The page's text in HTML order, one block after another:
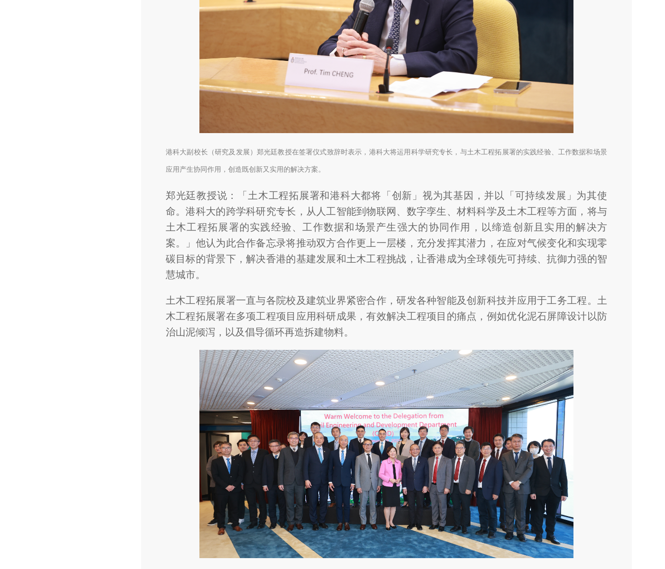
港科大副校长（研究及发展）郑光廷教授在签署仪式致辞时表示，港科大将运用科学研究专长，与土木工程拓展署的实践经验、工作数据和场景
应用产生协同作用，创造既创新又实用的解决方案。
郑光廷教授说：「土木工程拓展署和港科大都将「创新」视为其基因，并以「可持续发展」为其使
命。港科大的跨学科研究专长，从人工智能到物联网、数字孪生、材料科学及土木工程等方面，将与
土木工程拓展署的实践经验、工作数据和场景产生强大的协同作用，以缔造创新且实用的解决方
案。」他认为此合作备忘录将推动双方合作更上一层楼，充分发挥其潜力，在应对气候变化和实现零
碳目标的背景下，解决香港的基建发展和土木工程挑战，让香港成为全球领先可持续、抗御力强的智
慧城市。
土木工程拓展署一直与各院校及建筑业界紧密合作，研发各种智能及创新科技并应用于工务工程。土
木工程拓展署在多项工程项目应用科研成果，有效解决工程项目的痛点，例如优化泥石屏障设计以防
治山泥倾泻，以及倡导循环再造拆建物料。